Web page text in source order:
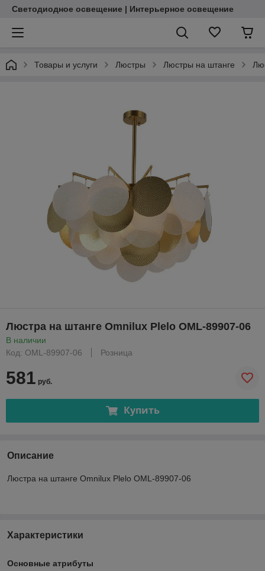
Светодиодное освещение | Интерьерное освещение
Товары и услуги Люстры Люстры на штанге
Люстра на штанге Omnilux Plelo OML-89907-06
В наличии
Код: OML-89907-06
Розница
581 руб.
Купить
Описание
Люстра на штанге Omnilux Plelo OML-89907-06
Характеристики
Основные атрибуты